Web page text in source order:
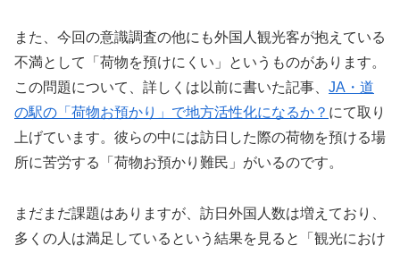
また、今回の意識調査の他にも外国人観光客が抱えている
不満として「荷物を預けにくい」というものがあります。
この問題について、詳しくは以前に書いた記事、 JA・道
の駅の「荷物お預かり」で地方活性化になるか？ にて取り
上げています。彼らの中には訪日した際の荷物を預ける場
所に苦労する「荷物お預かり難民」がいるのです。
まだまだ課題はありますが、訪日外国人数は増えており、
多くの人は満足しているという結果を見ると「観光におけ